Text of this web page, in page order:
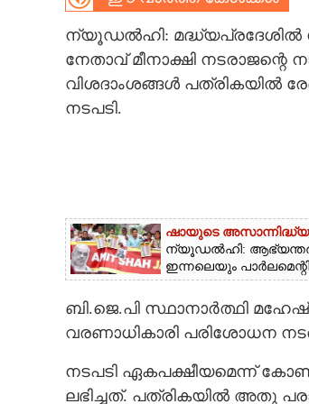
CARTOONS
LITERATURE
ന്യൂഡൽഹി: മദ്ധ്യപ്രദേശിൽ
നേതാവ് മീനാക്ഷി നടരാജന്റെ
വിശദാംശങ്ങൾ പത്രികയിൽ
നടപടി.
ഷായുടെ
ന്യൂഡൽഹി: ആഭ്യന്തര
ഇന്നലെയും
ബി.ജെ.പി സ്ഥാനാർത്ഥി
വരണാധികാരി പരിശോധന
നടപടി ഏകപക്ഷീയമെന്ന്
ലഭിച്ചത്. പത്രികയിൽ അതു